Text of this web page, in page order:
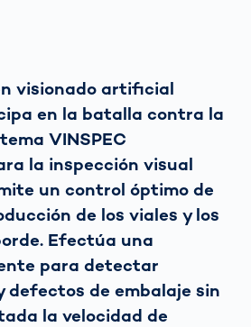
visionado artificial
en la batalla contra la
VINSPEC
la inspección visual
un control óptimo de
de los viales y los
Efectúa una
para detectar
defectos de embalaje sin
la velocidad de